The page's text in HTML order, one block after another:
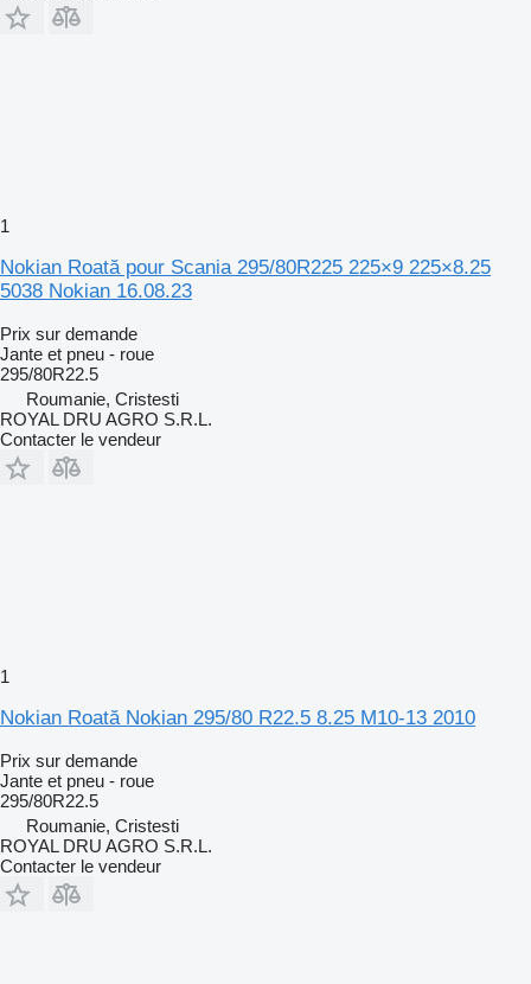
1
Nokian Roată pour Scania 295/80R225 225×9 225×8.25
5038 Nokian 16.08.23
Prix sur demande
Jante et pneu - roue
295/80R22.5
Roumanie, Cristesti
ROYAL DRU AGRO S.R.L.
Contacter le vendeur
1
Nokian Roată Nokian 295/80 R22.5 8.25 M10-13 2010
Prix sur demande
Jante et pneu - roue
295/80R22.5
Roumanie, Cristesti
ROYAL DRU AGRO S.R.L.
Contacter le vendeur